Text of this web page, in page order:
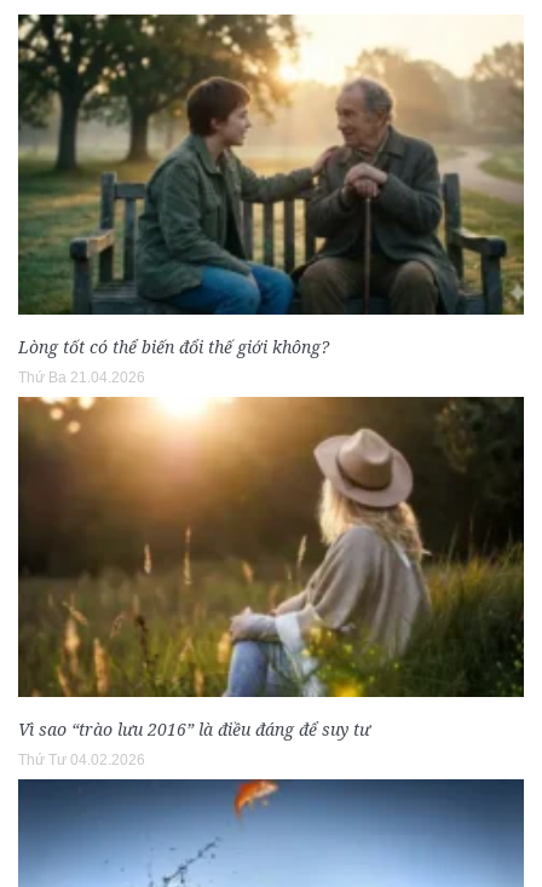
Lòng tốt có thể biến đổi thế giới không?
Thứ Ba 21.04.2026
Vì sao “trào lưu 2016” là điều đáng để suy tư
Thứ Tư 04.02.2026